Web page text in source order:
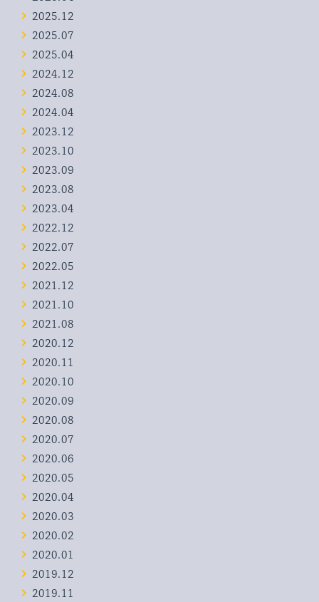
2025.12
2025.07
2025.04
2024.12
2024.08
2024.04
2023.12
2023.10
2023.09
2023.08
2023.04
2022.12
2022.07
2022.05
2021.12
2021.10
2021.08
2020.12
2020.11
2020.10
2020.09
2020.08
2020.07
2020.06
2020.05
2020.04
2020.03
2020.02
2020.01
2019.12
2019.11